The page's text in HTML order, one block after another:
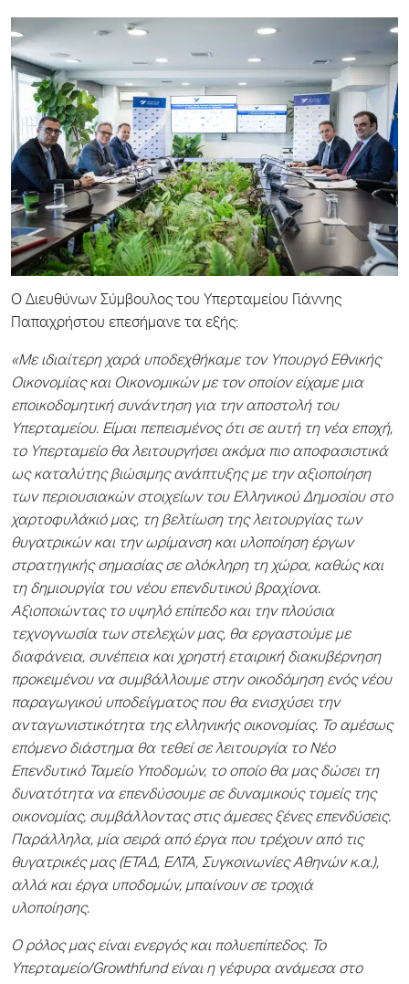
Ο Διευθύνων Σύμβουλος του Υπερταμείου Γιάννης
Παπαχρήστου επεσήμανε τα εξής:
«Με ιδιαίτερη χαρά υποδεχθήκαμε τον Υπουργό Εθνικής
Οικονομίας και Οικονομικών με τον οποίον είχαμε μια
εποικοδομητική συνάντηση για την αποστολή του
Υπερταμείου. Είμαι πεπεισμένος ότι σε αυτή τη νέα εποχή,
το Υπερταμείο θα λειτουργήσει ακόμα πιο αποφασιστικά
ως καταλύτης βιώσιμης ανάπτυξης με την αξιοποίηση
των περιουσιακών στοιχείων του Ελληνικού Δημοσίου στο
χαρτοφυλάκιό μας, τη βελτίωση της λειτουργίας των
θυγατρικών και την ωρίμανση και υλοποίηση έργων
στρατηγικής σημασίας σε ολόκληρη τη χώρα, καθώς και
τη δημιουργία του νέου επενδυτικού βραχίονα.
Αξιοποιώντας το υψηλό επίπεδο και την πλούσια
τεχνογνωσία των στελεχών μας, θα εργαστούμε με
διαφάνεια, συνέπεια και χρηστή εταιρική διακυβέρνηση
προκειμένου να συμβάλλουμε στην οικοδόμηση ενός νέου
παραγωγικού υποδείγματος που θα ενισχύσει την
ανταγωνιστικότητα της ελληνικής οικονομίας. Το αμέσως
επόμενο διάστημα θα τεθεί σε λειτουργία το Νέο
Επενδυτικό Ταμείο Υποδομών, το οποίο θα μας δώσει τη
δυνατότητα να επενδύσουμε σε δυναμικούς τομείς της
οικονομίας, συμβάλλοντας στις άμεσες ξένες επενδύσεις.
Παράλληλα, μία σειρά από έργα που τρέχουν από τις
θυγατρικές μας (ΕΤΑΔ, ΕΛΤΑ, Συγκοινωνίες Αθηνών κ.α.),
αλλά και έργα υποδομών, μπαίνουν σε τροχιά
υλοποίησης.
Ο ρόλος μας είναι ενεργός και πολυεπίπεδος. Το
Υπερταμείο/Growthfund είναι η γέφυρα ανάμεσα στο